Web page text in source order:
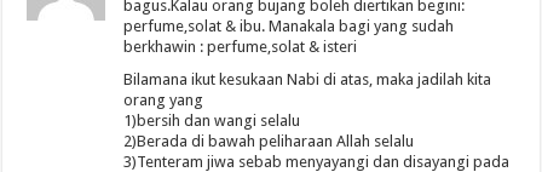
bagus.Kalau orang bujang boleh diertikan begini:
perfume,solat & ibu. Manakala bagi yang sudah
berkhawin : perfume,solat & isteri
Bilamana ikut kesukaan Nabi di atas, maka jadilah kita
orang yang
1)bersih dan wangi selalu
2)Berada di bawah peliharaan Allah selalu
3)Tenteram jiwa sebab menyayangi dan disayangi pada